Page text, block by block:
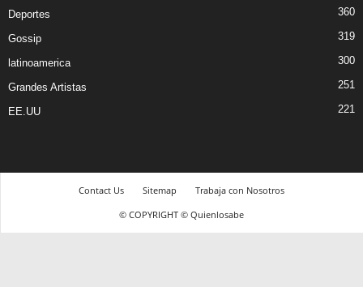
Deportes 360
Gossip 319
latinoamerica 300
Grandes Artistas 251
EE.UU 221
Contact Us Sitemap
Trabaja con Nosotros
© COPYRIGHT © Quienlosabe